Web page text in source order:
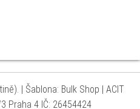
| Šablona: Bulk Shop | ACIT
Praha 4 IČ: 26454424